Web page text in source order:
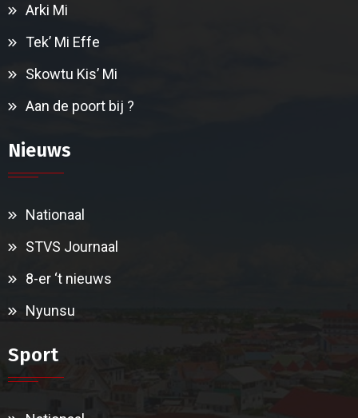
Arki Mi
Tek’ Mi Effe
Skowtu Kis’ Mi
Aan de poort bij ?
Nieuws
Nationaal
STVS Journaal
8-er ‘t nieuws
Nyunsu
Sport